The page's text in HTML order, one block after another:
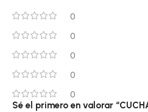
0
0
0
0
0
Sé el primero en valorar